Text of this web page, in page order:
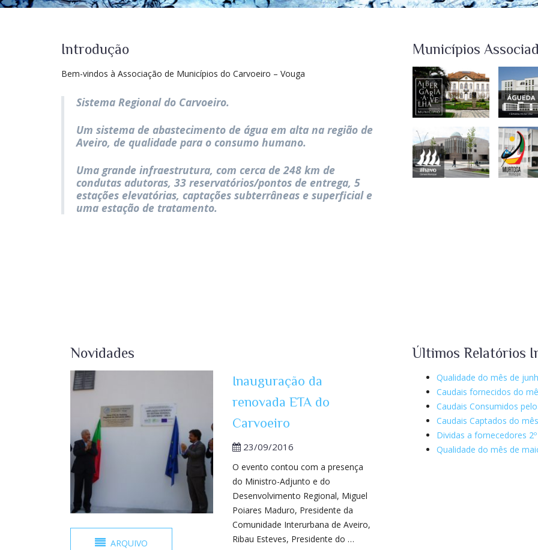
Introdução
Bem-vindos à Associação de Municípios do Carvoeiro – Vouga
Sistema Regional do Carvoeiro.
Um sistema de abastecimento de água em alta na região de
Aveiro, de qualidade para o consumo humano.
Uma grande infraestrutura, com cerca de 248 km de
condutas adutoras, 33 reservatórios/pontos de entrega, 5
estações elevatórias, captações subterrâneas e superficial e
uma estação de tratamento.
Municípios
Novidades
ARQUIVO
Inauguração da
renovada ETA do
Carvoeiro
23/09/2016
O evento contou com a presença
do Ministro-Adjunto e do
Desenvolvimento Regional, Miguel
Poiares Maduro, Presidente da
Comunidade Interurbana de Aveiro,
Ribau Esteves, Presidente do …
Últimos Relatórios
Qualidade do mês de
Caudais fornecidos do
Caudais Consumidos
Caudais Captados do
Dividas a fornecedores
Qualidade do mês de